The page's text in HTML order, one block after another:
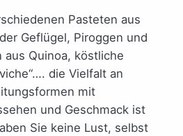
Pasteten aus
Geflügel, Piroggen und
aus Quinoa, köstliche
die Vielfalt an
mit
und Geschmack ist
Sie keine Lust, selbst